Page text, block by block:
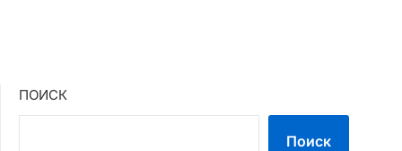
ПОИСК
Поиск